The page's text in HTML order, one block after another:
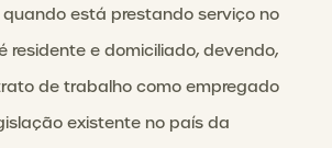
quando está prestando serviço no
residente e domiciliado, devendo,
de trabalho como empregado
existente no país da